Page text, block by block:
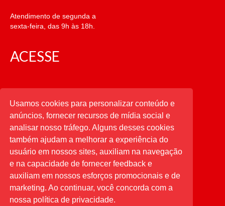
Atendimento de segunda a
sexta-feira, das 9h às 18h.
ACESSE
CATEGORIAS
CATEGORIAS
PESQUISAR
Buscar
por:
Usamos cookies para personalizar conteúdo e
anúncios, fornecer recursos de mídia social e
analisar nosso tráfego. Alguns desses cookies
também ajudam a melhorar a experiência do
usuário em nossos sites, auxiliam na navegação
e na capacidade de fornecer feedback e
auxiliam em nossos esforços promocionais e de
marketing. Ao continuar, você concorda com a
nossa política de privacidade.